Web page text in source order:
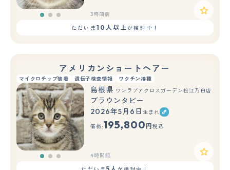
3時間前
ただいま 10人以上が検討中！
アメリカンショートヘアー
マイクロチップ装着 遺伝子検査情報 ワクチン接種
もっと見る
島根県 ワンラブアクロスガーデン松江乃白店
ブラウンタビー
2026年5月6日 生まれ
価格:195,800 円 税込
4時間前